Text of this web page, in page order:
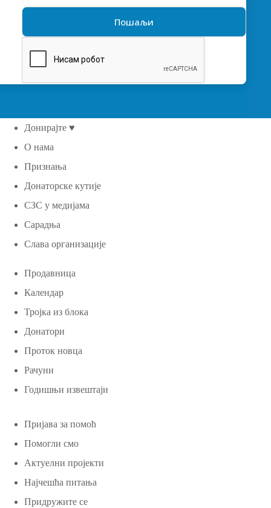
Донирајте ♥
О нама
Признања
Донаторске кутије
СЗС у медијама
Сарадња
Слава организације
Продавница
Календар
Тројка из блока
Донатори
Проток новца
Рачуни
Годишњи извештаји
Пријава за помоћ
Помогли смо
Актуелни пројекти
Најчешћа питања
Придружите се